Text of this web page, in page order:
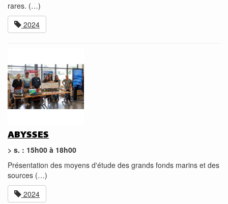
rares. (…)
2024
ABYSSES
> s. : 15h00 à 18h00
Présentation des moyens d'étude des grands fonds marins et des
sources (…)
2024